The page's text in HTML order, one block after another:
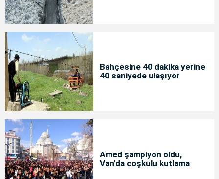
Bahçesine 40 dakika yerine
40 saniyede ulaşıyor
Amed şampiyon oldu,
Van'da coşkulu kutlama